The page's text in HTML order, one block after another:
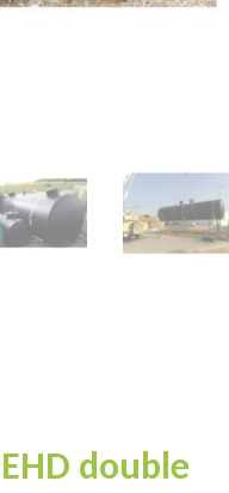
double